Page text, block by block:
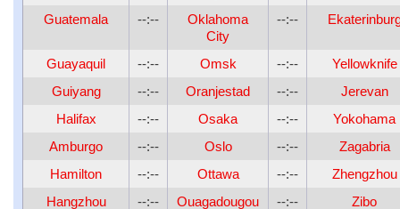
Guatemala
--:--
Oklahoma
City
--:--
Guayaquil --:-- Omsk --:--
Yellowknife
Guiyang
--:-- Oranjestad --:--
Jerevan
Halifax
--:-- Osaka --:--
Yokohama
Amburgo
--:-- Oslo --:--
Zagabria
Hamilton
--:-- Ottawa --:--
Zhengzhou
Hangzhou
--:-- Ouagadougou --:--
Zibo